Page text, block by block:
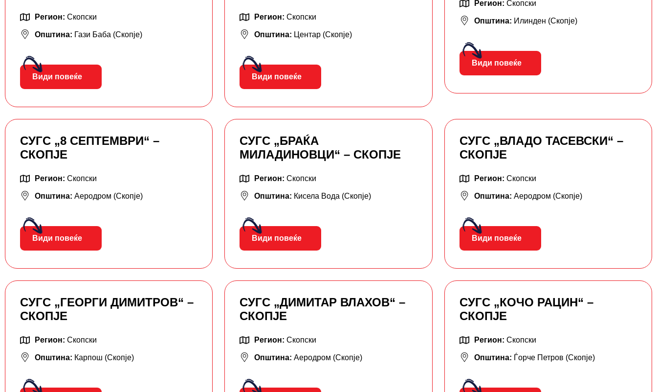
Регион: Скопски
Општина: Гази Баба (Скопје)
Види повеќе
Регион:Скопски
Општина: Центар (Скопје)
Види повеќе
Регион: Скопски
Општина: Илинден (Скопје)
Види повеќе
СУГС „8 СЕПТЕМВРИ“ –
СКОПЈЕ
Регион: Скопски
Општина: Аеродром (Скопје)
Види повеќе
СУГС „БРАЌА
МИЛАДИНОВЦИ“ – СКОПЈЕ
Регион:Скопски
Општина: Кисела Вода (Скопје)
Види повеќе
СУГС „ВЛАДО ТАСЕВСКИ“ –
СКОПЈЕ
Регион: Скопски
Општина: Аеродром (Скопје)
Види повеќе
СУГС „ГЕОРГИ ДИМИТРОВ“ –
СКОПЈЕ
Регион: Скопски
Општина: Карпош (Скопје)
СУГС „ДИМИТАР ВЛАХОВ“ –
СКОПЈЕ
Регион:Скопски
Општина:Аеродром (Скопје)
СУГС „КОЧО РАЦИН“ –
СКОПЈЕ
Регион: Скопски
Општина: Ѓорче Петров (Скопје)